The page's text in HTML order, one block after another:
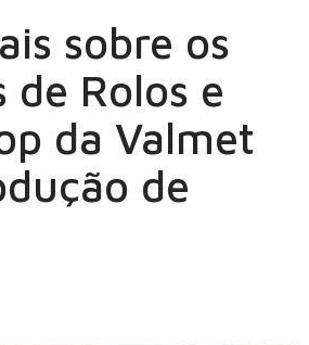
sobre os
de Rolos e
da Valmet
de